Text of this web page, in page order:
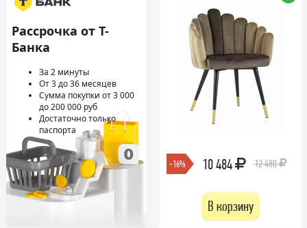
Рассрочка от Т-
Банка
За 2 минуты
От 3 до 36 месяцев
Сумма покупки от 3 000
до 200 000 руб
Достаточно только
паспорта
-16% 10 484 12 480
В корзину